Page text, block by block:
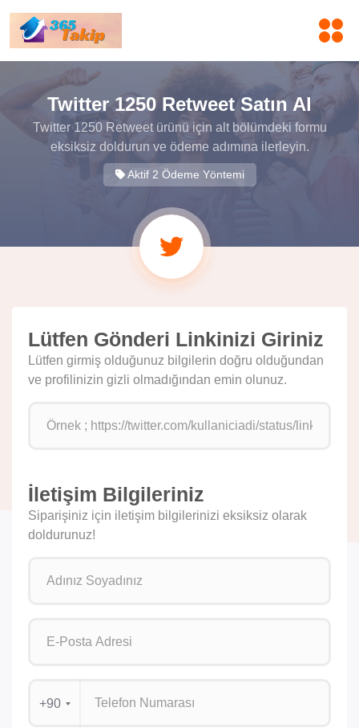
Twitter 1250 Retweet Satın Al
Twitter 1250 Retweet ürünü için alt bölümdeki formu
eksiksiz doldurun ve ödeme adımına ilerleyin.
Aktif 2 Ödeme Yöntemi
Lütfen Gönderi Linkinizi Giriniz
Lütfen girmiş olduğunuz bilgilerin doğru olduğundan
ve profilinizin gizli olmadığından emin olunuz.
İletişim Bilgileriniz
Siparişiniz için iletişim bilgilerinizi eksiksiz olarak
doldurunuz!
+90